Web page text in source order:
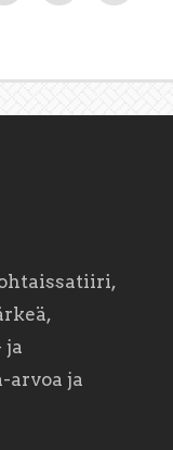
ja
arvoa ja